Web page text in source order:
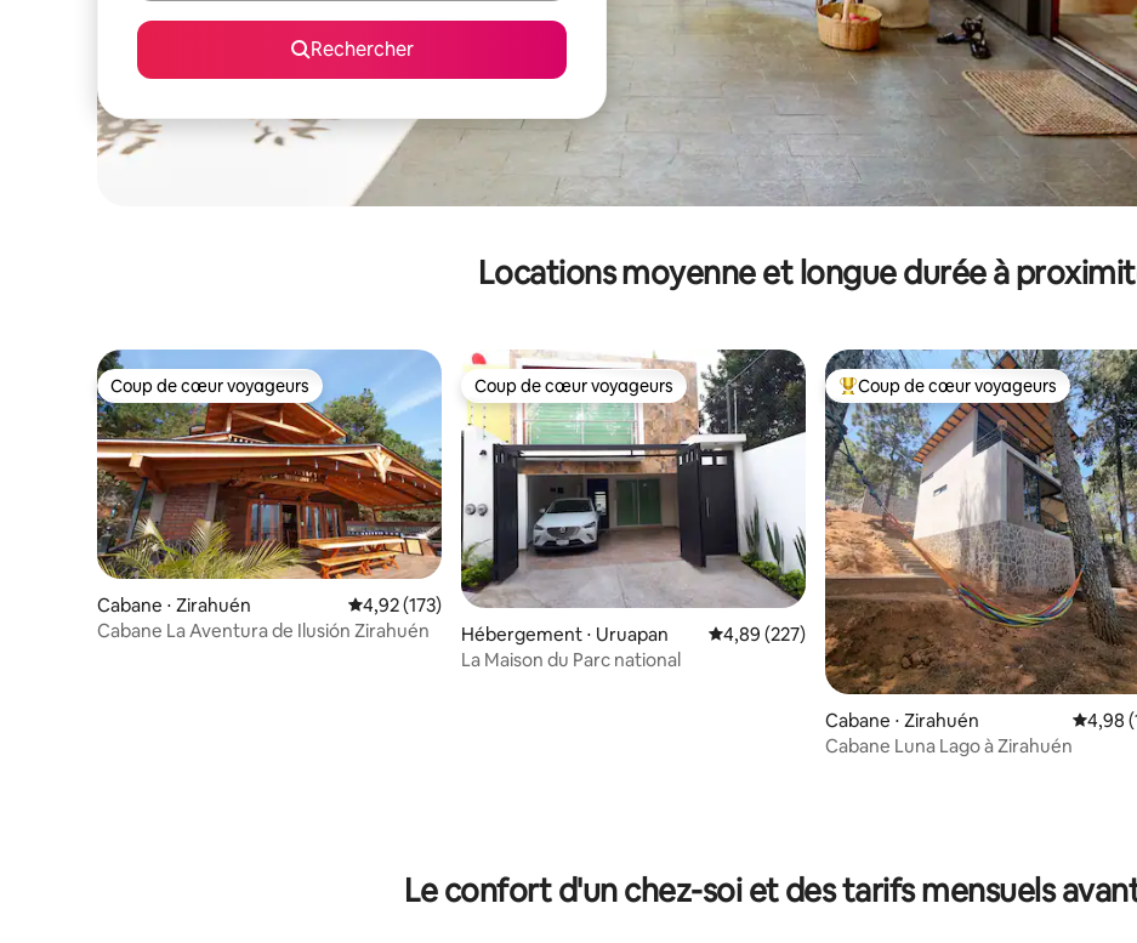
Rechercher
Locations moyenne et longue durée à
Coup de cœur voyageurs
Coup de cœur voyageurs
Cabane ⋅ Zirahuén Évaluation moyenne sur la base de 173 commentaires : 4,92 sur 5
4,92 (173)
Cabane La Aventura de Ilusión Zirahuén
Coup de cœur voyageurs
Coup de cœur voyageurs
Hébergement ⋅ Uruapan Évaluation moyenne sur la base de 227
4,89 (227)
La Maison du Parc national
Coups de cœur voyageurs les plus
Coup de cœur voyageurs
Cabane ⋅ Zirahuén
4,98
Cabane Luna Lago à Zirahuén
Le confort d'un chez-soi et des tarifs mensuels